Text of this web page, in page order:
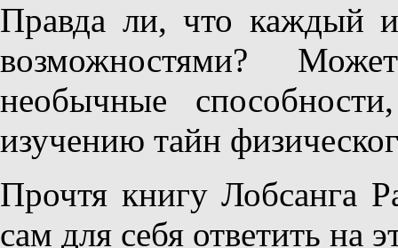
Правда ли, что каждый
возможностями?
необычные
изучению тайн
Прочтя книгу Лобсанга
сам для себя ответить на